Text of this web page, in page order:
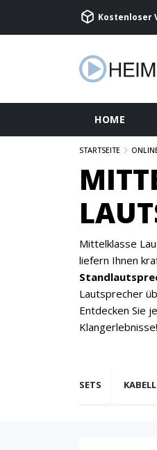
Kostenloser
HOME
STARTSEITE
Mittelklasse
liefern Ihnen
Lautsprecher
Entdecken Sie
Klangerlebnisse!
LAUTSPRECHER SETS